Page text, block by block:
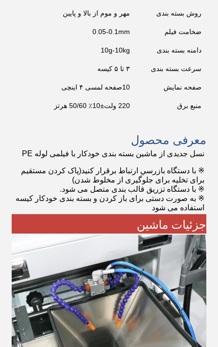
روش بسته بندی مهر و موم از بالا و پایین
ضخامت فیلم 0.05-0.1mm
دامنه بسته بندی 10g-10kg
سرعت بسته بندی ۳ تا ۵ کیسه
صفحه نمایش 10صفحه لمسی ۴ اینچی
منبع برق 220 ولت±10٪ 50/60 هرتز
معرفی محصول
نسل جدیدی از ماشین بسته بندی خودکار با فیلمی لوله PE
※ با دستگاه بازرسي ارتباط برقرار کنيد(پاک کردن مستقیم
برای تخلیه برای جلوگیری از مخلوط شدن)
※ با دستگاه تزریق قالب بندی متصل می شود.
※ به صورت دستی برای باز کردن و بسته بندی خودکار کیسه
استفاده می شود
جزئیات ماشین